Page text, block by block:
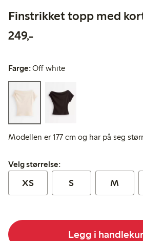
Finstrikket topp med
249,-249,00 kr
Farge:Off white
Modellen er 177 cm og har på seg
Velg størrelse:
Velg størrelse:
XS S M
Legg i